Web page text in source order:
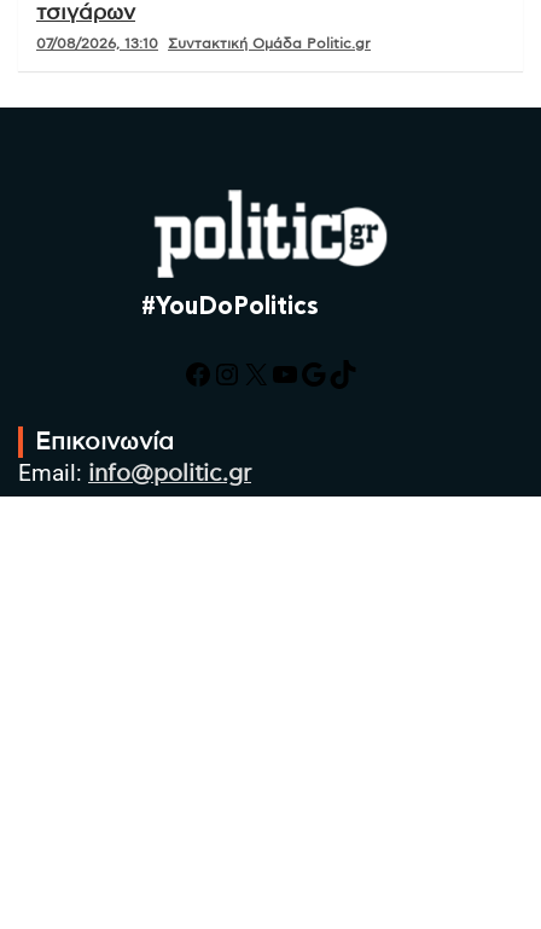
τσιγάρων
07/08/2026, 13:10 Συντακτική Ομάδα Politic.gr
#YouDoPolitics
Facebook
Instagram
X YouTube
Google
TikTok
Επικοινωνία
Email: info@politic.gr
Τηλ: